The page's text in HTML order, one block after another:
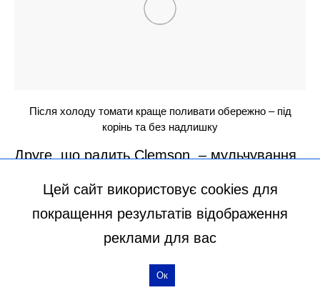
Цей сайт використовує cookies для
покращення результатів відображення
реклами для вас
Ок